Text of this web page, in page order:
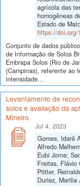
agrícola das
homogêneas
Estado de
https://doi.org/
Conjunto de dados
de Informação de Solos
Embrapa Solos (Rio de
(Campinas), referente ao
intensidade...
Levantamento de
solos e avaliação da
Mineiro
Jul 4, 2023
Gomes, Idarê
Alfredo
Eubi Jorne;
Freitas, Flávio
Pötter,
Duriez, Marilia